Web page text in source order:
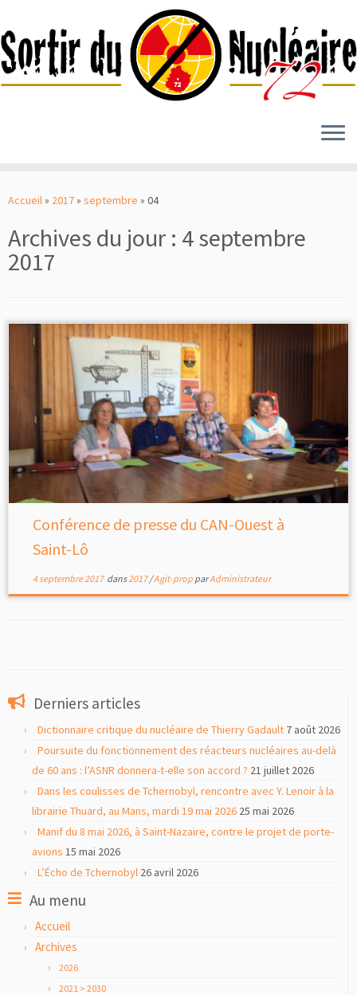
auAccueil» 2017» septembre » 04
Archives du jour : 4 septembre
2017
Conférence de presse du CAN-Ouest à
Saint-Lô
4 septembre 2017dans2017/Agit-prop parAdministrateur
Derniers articles
Dictionnaire critique du nucléaire de Thierry Gadault 7 août 2026
Poursuite du fonctionnement des réacteurs nucléaires au-delà
de 60 ans : l’ASNR donnera-t-elle son accord ? 21 juillet 2026
Dans les coulisses de Tchernobyl, rencontre avec Y. Lenoir à la
librairie Thuard, au Mans, mardi 19 mai 2026 25 mai 2026
Manif du 8 mai 2026, à Saint-Nazaire, contre le projet de porte-
avions 15 mai 2026
L’Écho de Tchernobyl 26 avril 2026
Au menu
Accueil
Archives
2026
2021 > 2030